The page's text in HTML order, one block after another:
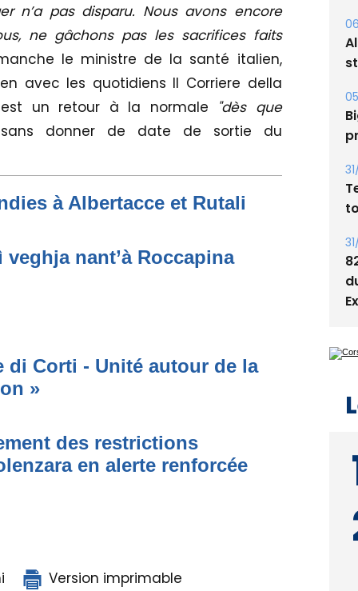
n’a pas disparu. Nous avons encore
ne gâchons pas les sacrifices faits
le ministre de la santé italien,
avec les quotidiens Il Corriere della
est un retour à la normale
"dès que
donner de date de sortie du
à Albertacce et Rutali
nant’à Roccapina
di Corti - Unité autour de la
»
des restrictions
en alerte renforcée
Version imprimable